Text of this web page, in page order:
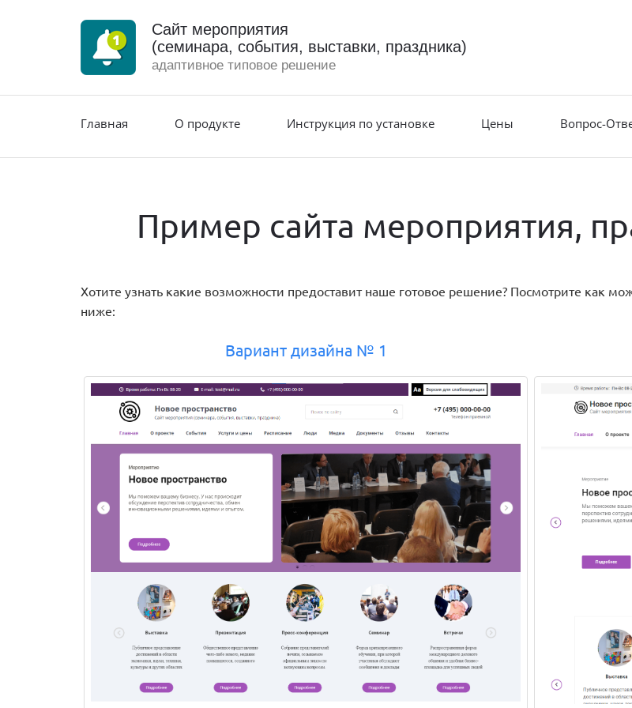
Сайт мероприятия
(семинара, события, выставки, праздника)
адаптивное типовое решение
Главная О продукте Инструкция по установке Цены Вопрос-
Пример сайта мероприятия,
Хотите узнать какие возможности предоставит наше готовое решение? Посмотрите как
ниже:
Вариант дизайна № 1